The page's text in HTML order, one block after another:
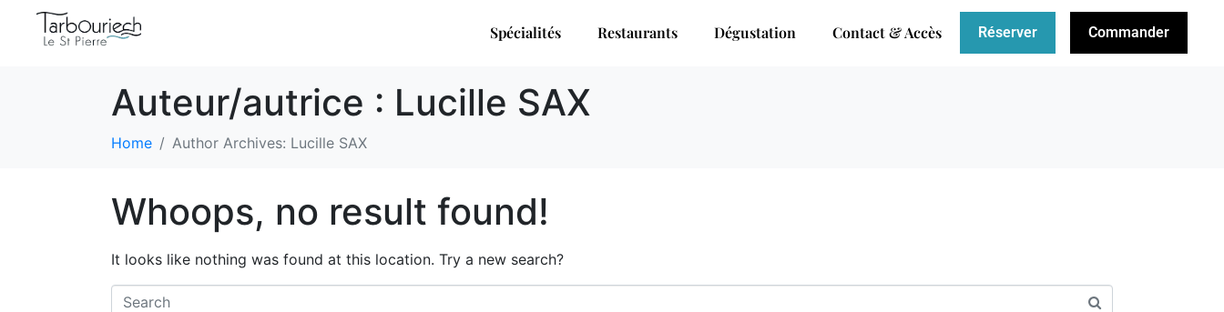
Spécialités Restaurants Dégustation Contact & Accès Réserver Commander
Auteur/autrice : Lucille SAX
Home Author Archives: Lucille SAX
Whoops, no result found!
It looks like nothing was found at this location. Try a new search?